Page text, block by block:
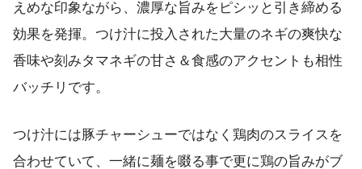
えめな印象ながら、濃厚な旨みをピシッと引き締める
効果を発揮。つけ汁に投入された大量のネギの爽快な
香味や刻みタマネギの甘さ＆食感のアクセントも相性
バッチリです。
つけ汁には豚チャーシューではなく鶏肉のスライスを
合わせていて、一緒に麺を啜る事で更に鶏の旨みがブ